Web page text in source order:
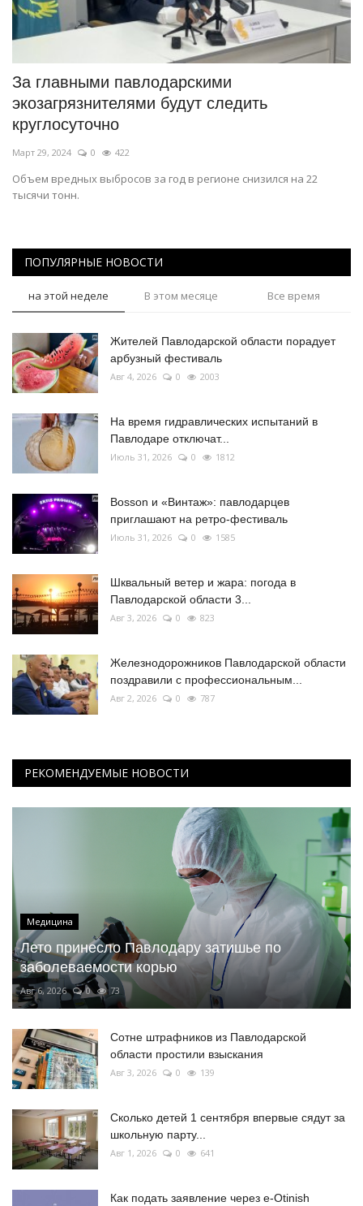
За главными павлодарскими
экозагрязнителями будут следить
круглосуточно
Март 29, 2024 0 422
Объем вредных выбросов за год в регионе снизился на 22
тысячи тонн.
ПОПУЛЯРНЫЕ НОВОСТИ
на этой неделе В этом месяце Все время
Жителей Павлодарской области порадует
арбузный фестиваль
Авг 4, 2026 0 2003
На время гидравлических испытаний в
Павлодаре отключат...
Июль 31, 2026 0 1812
Bosson и «Винтаж»: павлодарцев
приглашают на ретро-фестиваль
Июль 31, 2026 0 1585
Шквальный ветер и жара: погода в
Павлодарской области 3...
Авг 3, 2026 0 823
Железнодорожников Павлодарской области
поздравили с профессиональным...
Авг 2, 2026 0 787
РЕКОМЕНДУЕМЫЕ НОВОСТИ
Медицина
Лето принесло Павлодару затишье по
заболеваемости корью
Авг 6, 2026 0 73
Сотне штрафников из Павлодарской
области простили взыскания
Авг 3, 2026 0 139
Сколько детей 1 сентября впервые сядут за
школьную парту...
Авг 1, 2026 0 641
Как подать заявление через e-Otinish